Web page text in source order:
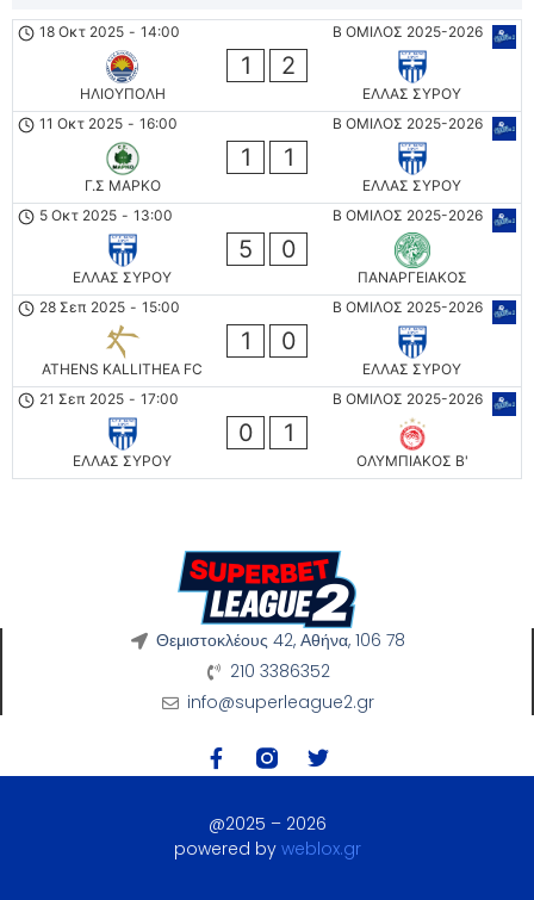
Β ΟΜΙΛΟΣ 2025-2026
18 Οκτ 2025 - 14:00
ΗΛΙΟΥΠΟΛΗ
1 2
ΕΛΛΑΣ ΣΥΡΟΥ
Β ΟΜΙΛΟΣ 2025-2026
11 Οκτ 2025 - 16:00
Γ.Σ ΜΑΡΚΟ
1 1
ΕΛΛΑΣ ΣΥΡΟΥ
Β ΟΜΙΛΟΣ 2025-2026
5 Οκτ 2025 - 13:00
ΕΛΛΑΣ ΣΥΡΟΥ
5 0
ΠΑΝΑΡΓΕΙΑΚΟΣ
Β ΟΜΙΛΟΣ 2025-2026
28 Σεπ 2025 - 15:00
ATHENS KALLITHEA FC
1 0
ΕΛΛΑΣ ΣΥΡΟΥ
Β ΟΜΙΛΟΣ 2025-2026
21 Σεπ 2025 - 17:00
ΕΛΛΑΣ ΣΥΡΟΥ
0 1
ΟΛΥΜΠΙΑΚΟΣ Β'
Θεμιστοκλέους 42, Αθήνα, 106 78
210 3386352
info@superleague2.gr
@2025 – 2026
powered by weblox.gr